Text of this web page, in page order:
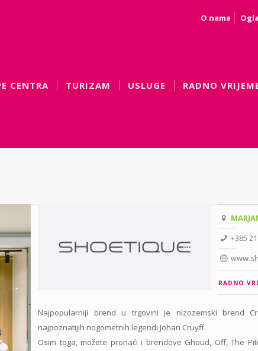
O nama
CENTRA TURIZAM USLUGE RADNO
+385
RADNO
Najpopularniji brend u trgovini je nizozemski brend
najpoznatijih nogometnih legendi Johan Cruyff.
Osim toga, možete pronaći i brendove Ghoud, Off, The